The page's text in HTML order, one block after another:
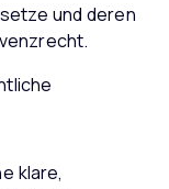
und deren
klare,